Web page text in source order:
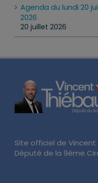
Agenda du lundi 20
2026
20 juillet 2026
Site officiel de Vincent
Député de la 9ème